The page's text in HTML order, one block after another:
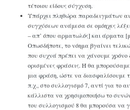
τέτοιου είδους σύγχυση.
Υπάρχει πληθώρα παραδειγμάτων
συγχύσεων ανάμεσα σε ομόηχες
– απ’ όπου αρματωλός] και άρματα
Οπωσδήποτε, το νόημα βγαίνει
που συχνά πρέπει να χάνουμε χρόνο
ορισμένες φράσεις. Ή θα
μια φράση, ώστε να διασφαλίσουμε
π.χ., στο συλλογισμό 7, αντί για το
κάλλιστα να χρησιμοποιήσω το
του συλλογισμού 8 θα μπορούσα να